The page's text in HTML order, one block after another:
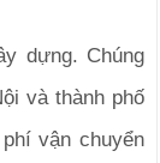
dựng. Chúng
và thành phố
vận chuyển